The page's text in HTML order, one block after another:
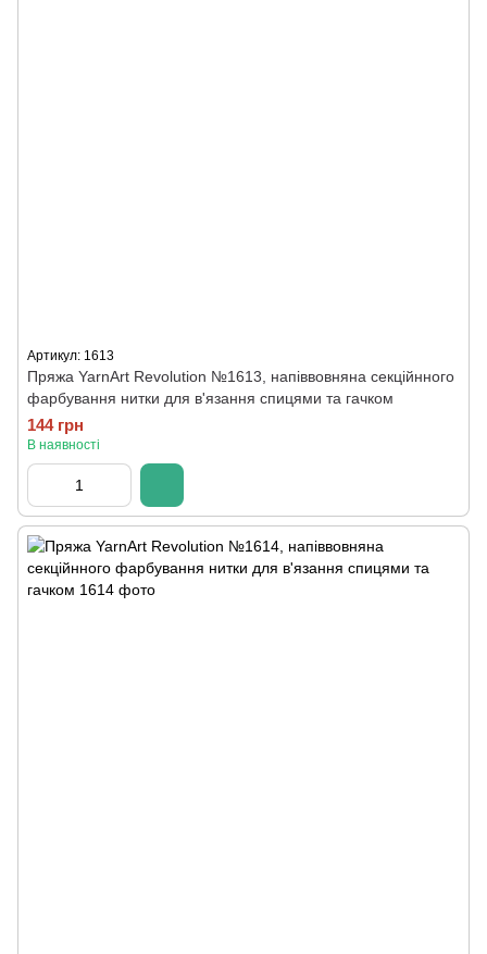
Артикул: 1613
Пряжа YarnArt Revolution №1613, напіввовняна секційнного
фарбування нитки для в'язання спицями та гачком
144 грн
В наявності